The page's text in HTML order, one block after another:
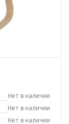
Нет в наличии
Нет в наличии
Нет в наличии